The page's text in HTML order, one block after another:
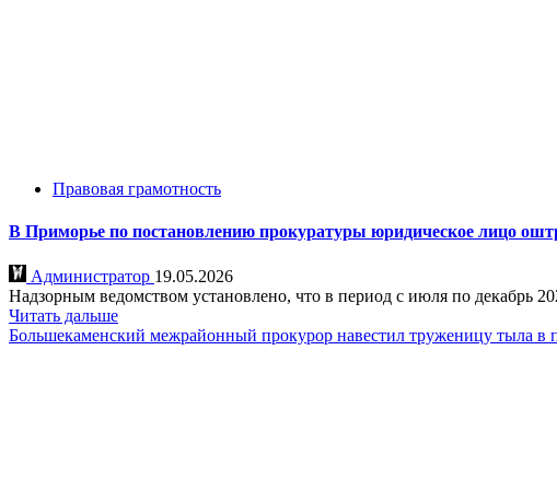
Правовая грамотность
В Приморье по постановлению прокуратуры юридическое лицо
Администратор 19.05.2026
Надзорным ведомством установлено, что в период с июля по декабрь
Читать дальше
Большекаменский межрайонный прокурор навестил труженицу тыла в